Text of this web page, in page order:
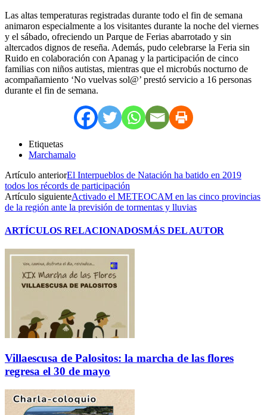
Las altas temperaturas registradas durante todo el fin de semana
animaron especialmente a los visitantes durante la noche del viernes
y el sábado, ofreciendo un Parque de Ferias abarrotado y sin
altercados dignos de reseña. Además, pudo celebrarse la Feria sin
Ruido en colaboración con Apanag y la participación de cinco
familias con niños autistas, mientras que el microbús nocturno de
acompañamiento ‘No vuelvas sol@’ prestó servicio a 16 personas
durante el fin de semana.
Etiquetas
Marchamalo
Artículo anteriorEl Interpueblos de Natación ha batido en 2019
todos los récords de participación
Artículo siguienteActivado el METEOCAM en las cinco provincias
de la región ante la previsión de tormentas y lluvias
ARTÍCULOS RELACIONADOSMÁS DEL AUTOR
Villaescusa de Palositos: la marcha de las flores
regresa el 30 de mayo